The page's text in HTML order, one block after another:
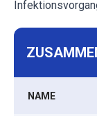
NAME